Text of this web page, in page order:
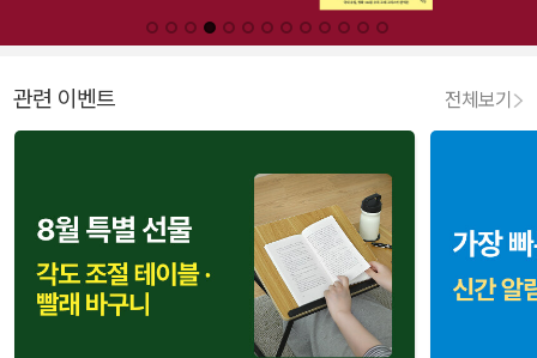
관련 이벤트 전체보기